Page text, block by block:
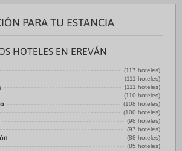
PARA TU ESTANCIA
HOTELES EN EREVÁN
(117 hoteles)
(111 hoteles)
(111 hoteles)
(110 hoteles)
(108 hoteles)
(100 hoteles)
(98 hoteles)
(97 hoteles)
(88 hoteles)
(85 hoteles)